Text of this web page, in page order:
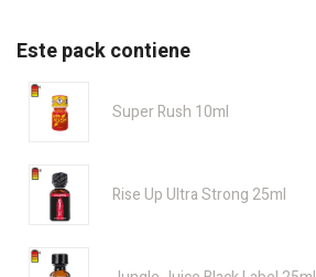
Este pack contiene
Super Rush 10ml
Rise Up Ultra Strong 25ml